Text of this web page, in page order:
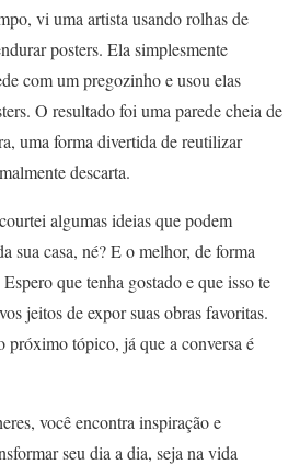
vi uma artista usando rolhas de
posters. Ela simplesmente
com um pregozinho e usou elas
O resultado foi uma parede cheia de
uma forma divertida de reutilizar
descarta.
algumas ideias que podem
sua casa, né? E o melhor, de forma
que tenha gostado e que isso te
jeitos de expor suas obras favoritas.
próximo tópico, já que a conversa é
você encontra inspiração e
seu dia a dia, seja na vida